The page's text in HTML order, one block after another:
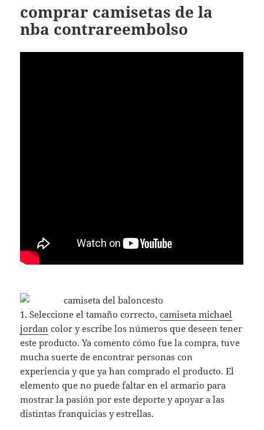
comprar camisetas de la
nba contrareembolso
1. Seleccione el tamaño correcto,camiseta michael
jordan color y escribe los números que deseen tener
este producto. Ya comento cómo fue la compra, tuve
mucha suerte de encontrar personas con
experiencia y que ya han comprado el producto. El
elemento que no puede faltar en el armario para
mostrar la pasión por este deporte y apoyar a las
distintas franquicias y estrellas.